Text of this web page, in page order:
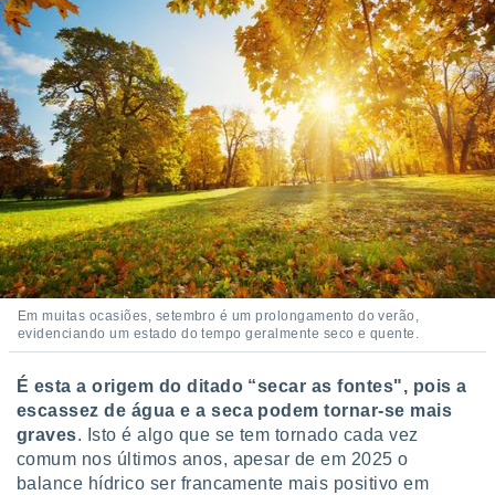
utilizar
criar
medir
da
medir o
dos
os
de
de dados
fontes,
e melhorar
dados
Em muitas ocasiões, setembro é um prolongamento do verão,
evidenciando um estado do tempo geralmente seco e quente.
É esta a origem do ditado “secar as fontes", pois a
escassez de água e a seca podem tornar-se mais
graves. Isto é algo que se tem tornado cada vez
comum nos últimos anos, apesar de em 2025 o
balance hídrico ser francamente mais positivo em